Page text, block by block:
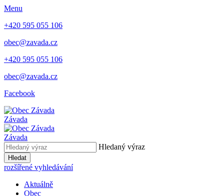
Menu
+420 595 055 106
obec@zavada.cz
+420 595 055 106
obec@zavada.cz
Facebook
Závada
Závada
Hledaný výraz
Hledat
rozšířené vyhledávání
Aktuálně
Obec